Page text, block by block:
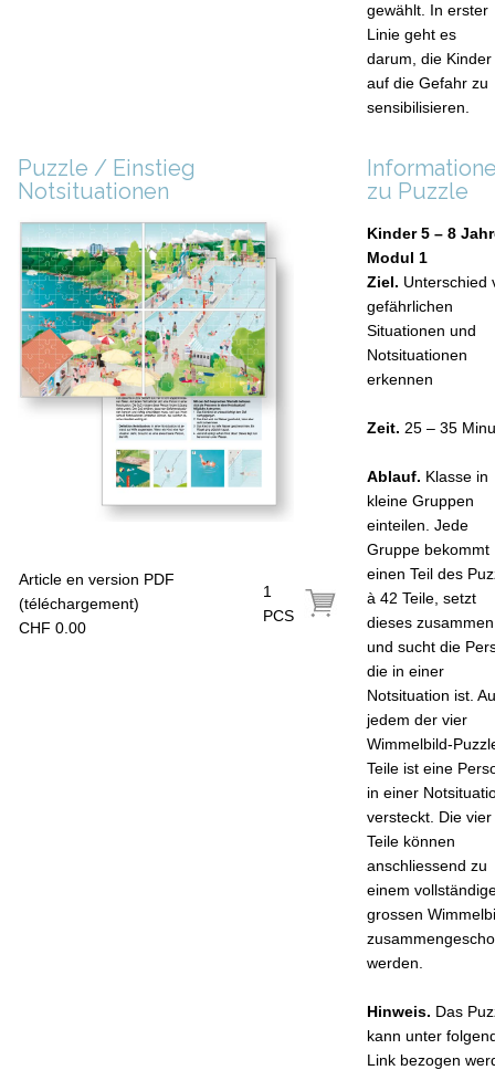
gewählt. In erster
Linie geht es
darum, die Kinder
auf die Gefahr zu
sensibilisieren.
Puzzle / Einstieg
Notsituationen
Article en version PDF
(téléchargement)
CHF 0.00
1
PCS
zu Puzzle
Kinder 5 – 8
Modul 1
Ziel. Unterschied
gefährlichen
Situationen und
Notsituationen
erkennen
Zeit. 25 – 35
Ablauf. Klasse in
kleine Gruppen
einteilen. Jede
Gruppe bekommt
einen Teil des
à 42 Teile, setzt
dieses zusammen
und sucht die
die in einer
Notsituation ist.
jedem der vier
Wimmelbild-
Teile ist eine
in einer
versteckt. Die vier
Teile können
anschliessend zu
einem
grossen
werden.
Hinweis. Das
kann unter
Link bezogen